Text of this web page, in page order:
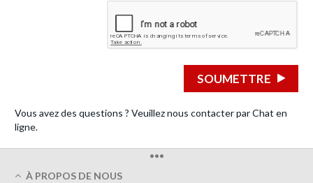
SOUMETTRE
Vous avez des questions ? Veuillez nous contacter par Chat en
ligne.
•••
À PROPOS DE NOUS